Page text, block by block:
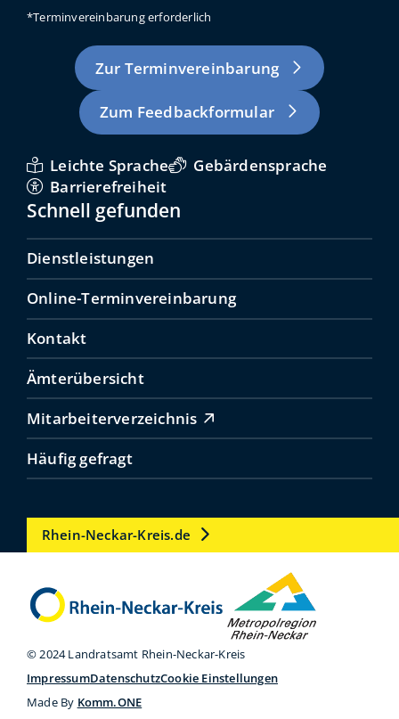
*Terminvereinbarung erforderlich
Zur Terminvereinbarung
Zum Feedbackformular
Leichte Sprache
Gebärdensprache
Barrierefreiheit
Schnell gefunden
Dienstleistungen
Online-Terminvereinbarung
Kontakt
Ämterübersicht
Mitarbeiterverzeichnis
Häufig gefragt
Rhein-Neckar-Kreis.de
© 2024 Landratsamt Rhein-Neckar-Kreis
ImpressumDatenschutzCookie Einstellungen
Made By Komm.ONE